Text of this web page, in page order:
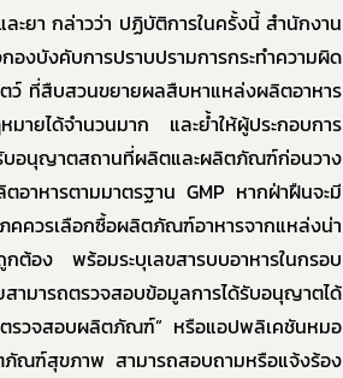
ะยา กล่าวว่า ปฏิบัติการในครั้งนี้ สำนักงาน
บังคับการปราบปรามการกระทำความผิด
ว์ ที่สืบสวนขยายผลสืบหาแหล่งผลิตอาหาร
มายได้จำนวนมาก และย้ำให้ผู้ประกอบการ
นุญาตสถานที่ผลิตและผลิตภัณฑ์ก่อนวาง
ตอาหารตามมาตรฐานGMP หากฝ่าฝืนจะมี
ควรเลือกซื้อผลิตภัณฑ์อาหารจากแหล่งน่า
อง พร้อมระบุเลขสารบบอาหารในกรอบ
ามารถตรวจสอบข้อมูลการได้รับอนุญาตได้
รวจสอบผลิตภัณฑ์” หรือแอปพลิเคชันหมอ
ณฑ์สุขภาพ สามารถสอบถามหรือแจ้งร้อง